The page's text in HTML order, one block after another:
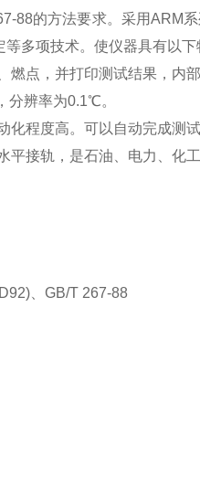
88的方法要求。采用ARM
多项技术。使仪器具有以下
点，并打印测试结果，内
辨率为0.1℃。
程度高。可以自动完成测
接轨，是石油、电力、化
、GB/T 267-88